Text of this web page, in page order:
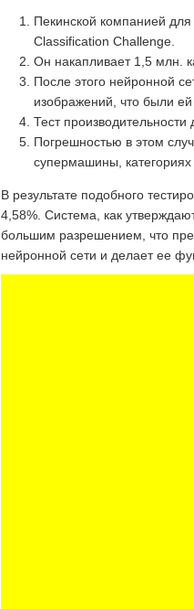
Пекинской компанией
Classification Challenge.
Он накапливает 1,5 млн.
После этого нейронной
изображений, что были
Тест
Погрешностью в этом
супермашины, категориях
В результате подобного
4,58%. Система, как
большим разрешением, что
нейронной сети и делает ее